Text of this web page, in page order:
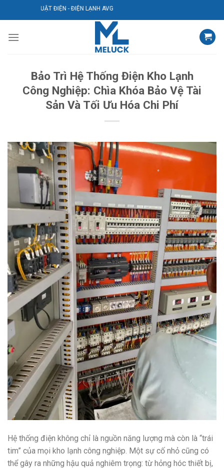
qua
dung
THUẬT ĐIỆN - ĐIỆN LẠNH AVG
Bảo Trì Hệ Thống Điện Kho Lạnh
Công Nghiệp: Chìa Khóa Bảo Vệ Tài
Sản Và Tối Ưu Hóa Chi Phí
Hệ thống điện không chỉ là nguồn năng lượng mà còn là “trái
tim” của mọi kho lạnh công nghiệp. Một sự cố nhỏ cũng có
thể gây ra những hậu quả nghiêm trọng: từ hỏng hóc thiết bị,